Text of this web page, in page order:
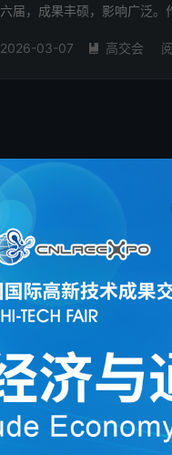
六届，成果丰硕，影响广泛。
2026-03-07  高交会